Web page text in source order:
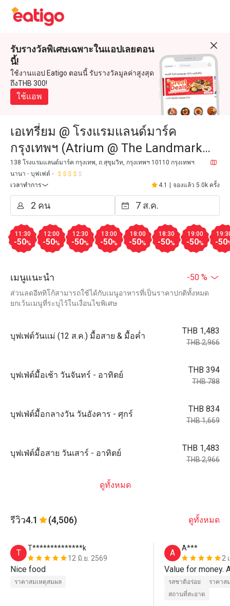
รับรางวัลพิเศษเฉพาะในแอปเลยตอน
นี้!
ใช้งานแอป Eatigo ตอนนี้ รับรางวัลมูลค่าสูงสุด
ถึงTHB 300!
ใช้แอพ
เอเทรี่ยม @ โรงแรมแลนด์มาร์ค
กรุงเทพฯ (Atrium @ The Landmark
Bangkok)
138 โรงแรมแลนด์มาร์ค กรุงเทพ, ถ.สุขุมวิท, กรุงเทพฯ 10110 กรุงเทพฯ
นานา
บุฟเฟต์
เวลาทำการ
4.1 จองแล้ว 5.0k ครั้ง
11:30
-50%
12:00
-50%
12:30
-50%
13:00
-50%
18:00
-50%
18:30
-50%
19:00
-50% -50
เมนูแนะนำ -50 %
ส่วนลดอีททิโก้สามารถใช้ได้กับเมนูอาหารที่เป็นราคาปกติทั้งหมด
ยกเว้นเมนูที่ระบุไว้ในเงื่อนไขพิเศษ
บุฟเฟต์วันแม่ (12 ส.ค.) มื้อสาย & มื้อค่ำ
THB 1,483
THB 2,966
บุฟเฟ่ต์มื้อเช้า วันจันทร์ - อาทิตย์
THB 394
THB 788
บุฟเฟ่ต์มื้อกลางวัน วันอังคาร - ศุกร์
THB 834
THB 1,669
บุฟเฟ่ต์มื้อสาย วันเสาร์ - อาทิตย์
THB 1,483
THB 2,966
ดูทั้งหมด
รีวิว4.1 (4,506) ดูทั้งหมด
T
T**************k
12 มิ.ย. 2569
Nice food
ราคาสมเหตุสมผล
A
A***
2
Value for money.
รสชาติอร่อย
ราคาส
สถานที่สะอาด